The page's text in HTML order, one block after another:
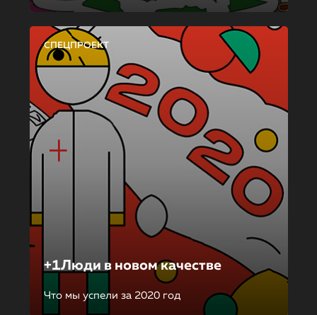
СПЕЦПРОЕКТ
+1Люди в новом качестве
Что мы успели за 2020 год